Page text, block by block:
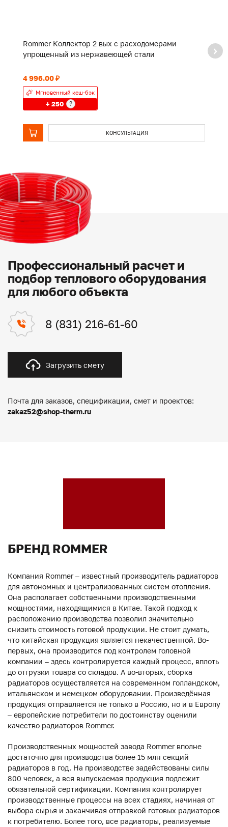
Rommer Коллектор 2 вых с расходомерами
упрощенный из нержавеющей стали
4 996.00 ₽
Мгновенный кеш-бэк
+ 250 ?
КОНСУЛЬТАЦИЯ
Профессиональный расчет и
подбор теплового оборудования
для любого объекта
8 (831) 216-61-60
Загрузить смету
Почта для заказов, спецификации, смет и проектов:
zakaz52@shop-therm.ru
БРЕНД ROMMER
Компания Rommer – известный производитель радиаторов
для автономных и централизованных систем отопления.
Она располагает собственными производственными
мощностями, находящимися в Китае. Такой подход к
расположению производства позволил значительно
снизить стоимость готовой продукции. Не стоит думать,
что китайская продукция является некачественной. Во-
первых, она производится под контролем головной
компании – здесь контролируется каждый процесс, вплоть
до отгрузки товара со складов. А во-вторых, сборка
радиаторов осуществляется на современном голландском,
итальянском и немецком оборудовании. Произведённая
продукция отправляется не только в Россию, но и в Европу
– европейские потребители по достоинству оценили
качество радиаторов Rommer.
Производственных мощностей завода Rommer вполне
достаточно для производства более 15 млн секций
радиаторов в год. На производстве задействованы силы
800 человек, а вся выпускаемая продукция подлежит
обязательной сертификации. Компания контролирует
производственные процессы на всех стадиях, начиная от
выбора сырья и заканчивая отправкой готовых радиаторов
к потребителю. Более того, все радиаторы, реализуемые